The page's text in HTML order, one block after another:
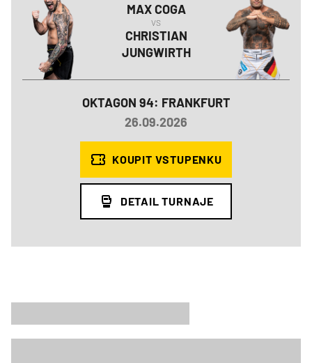
MAXCOGA
VS
CHRISTIAN
JUNGWIRTH
OKTAGON 94: FRANKFURT
26.09.2026
KOUPIT VSTUPENKU
DETAIL TURNAJE